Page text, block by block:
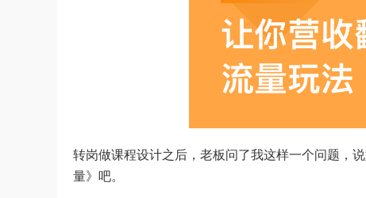
转岗做课程设计之后，老板问了我这样一个问题，
量》吧。